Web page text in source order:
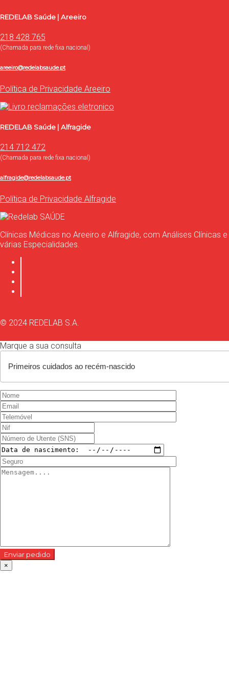
REDELAB Saúde | Areeiro
218 428 765
(Chamada para rede fixa nacional)
areeiro@redelabsaude.pt
Política de Privacidade Areeiro
REDELAB Saúde | Alfragide
214 712 472
(Chamada para rede fixa nacional)
alfragide@redelabsaude.pt
Política de Privacidade Alfragide
Clínicas Médicas no Areeiro e Alfragide, com Análises Clínicas e
várias Especialidades.
© 2024 REDELAB S.A.
Marque a sua consulta
Enviar pedido
×